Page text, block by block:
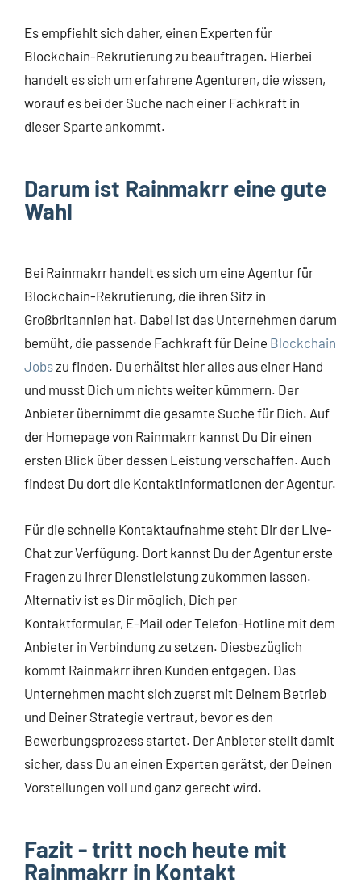
Es empfiehlt sich daher, einen Experten für
Blockchain-Rekrutierung zu beauftragen. Hierbei
handelt es sich um erfahrene Agenturen, die wissen,
worauf es bei der Suche nach einer Fachkraft in
dieser Sparte ankommt.
Darum ist Rainmakrr eine gute
Wahl
Bei Rainmakrr handelt es sich um eine Agentur für
Blockchain-Rekrutierung, die ihren Sitz in
Großbritannien hat. Dabei ist das Unternehmen darum
bemüht, die passende Fachkraft für Deine Blockchain
Jobszu finden. Du erhältst hier alles aus einer Hand
und musst Dich um nichts weiter kümmern. Der
Anbieter übernimmt die gesamte Suche für Dich. Auf
der Homepage von Rainmakrr kannst Du Dir einen
ersten Blick über dessen Leistung verschaffen. Auch
findest Du dort die Kontaktinformationen der Agentur.
Für die schnelle Kontaktaufnahme steht Dir der Live-
Chat zur Verfügung. Dort kannst Du der Agentur erste
Fragen zu ihrer Dienstleistung zukommen lassen.
Alternativ ist es Dir möglich, Dich per
Kontaktformular, E-Mail oder Telefon-Hotline mit dem
Anbieter in Verbindung zu setzen. Diesbezüglich
kommt Rainmakrr ihren Kunden entgegen. Das
Unternehmen macht sich zuerst mit Deinem Betrieb
und Deiner Strategie vertraut, bevor es den
Bewerbungsprozess startet. Der Anbieter stellt damit
sicher, dass Du an einen Experten gerätst, der Deinen
Vorstellungen voll und ganz gerecht wird.
Fazit - tritt noch heute mit
Rainmakrr in Kontakt